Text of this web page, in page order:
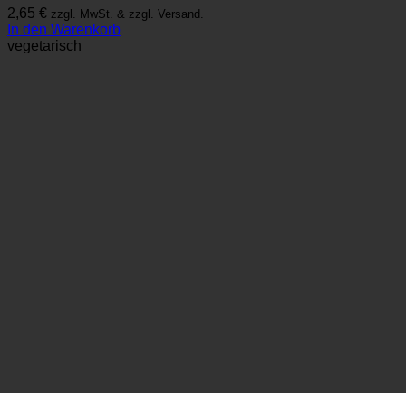
2,65 € zzgl. MwSt. & zzgl. Versand.
In den Warenkorb
vegetarisch